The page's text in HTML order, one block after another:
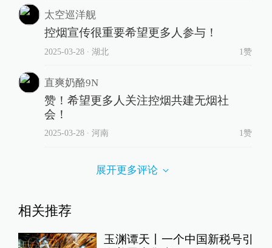
太空巡洋舰
控烟宣传很重要希望更多人参与！
2025-03-28∙ 湖北 1赞
直爽奶酪9N
赞！希望更多人关注控烟共建无烟社
会！
2025-03-28∙ 河南 1赞
展开更多评论
相关推荐
玉渊谭天丨一个中国新税号引